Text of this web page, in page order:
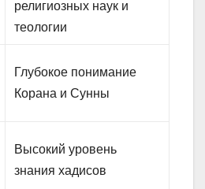
религиозных наук и
теологии
Глубокое понимание
Корана и Сунны
Высокий уровень
знания хадисов